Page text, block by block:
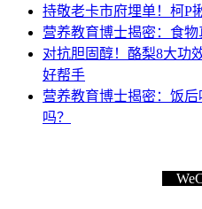
持敬老卡市府埋单！柯P
营养教育博士揭密：食物
对抗胆固醇！酪梨8大功
好帮手
营养教育博士揭密：饭
吗？